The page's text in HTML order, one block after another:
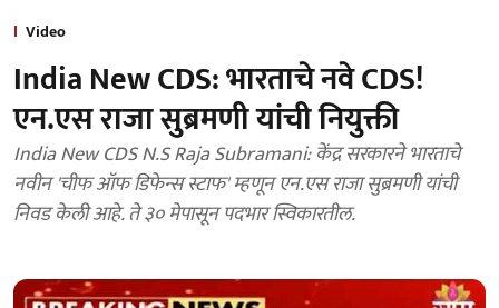
Video
India New CDS: भारताचे नवे CDS!
एन.एस राजा सुब्रमणी यांची नियुक्ती
India New CDS N.S Raja Subramani: केंद्र सरकारने भारताचे
नवीन 'चीफ ऑफ डिफेन्स स्टाफ' म्हणून एन.एस राजा सुब्रमणी यांची
निवड केली आहे. ते ३० मेपासून पदभार स्विकारतील.